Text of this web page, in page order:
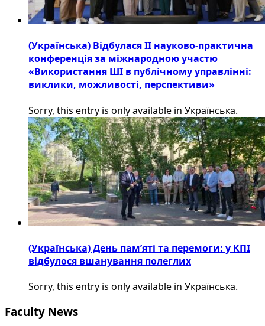
(Українська) Відбулася ІІ науково-практична
конференція за міжнародною участю
«Використання ШІ в публічному управлінні:
виклики, можливості, перспективи»
Sorry, this entry is only available in Українська.
(Українська) День пам’яті та перемоги: у КПІ
відбулося вшанування полеглих
Sorry, this entry is only available in Українська.
Faculty News